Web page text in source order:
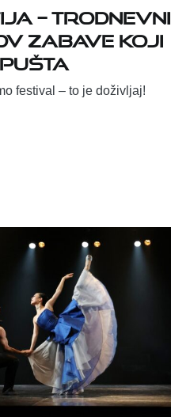
– trodnevni
zabave koji
festival – to je doživljaj!